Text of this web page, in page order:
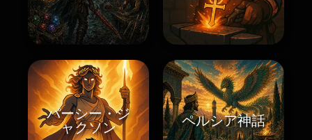
パーシー・ジ
ャクソン
ペルシア神話